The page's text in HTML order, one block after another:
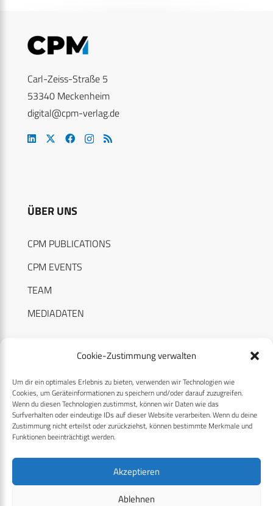
Cookie-Zustimmung verwalten
Um dir ein optimales Erlebnis zu bieten, verwenden wir Technologien wie
Cookies, um Geräteinformationen zu speichern und/oder darauf zuzugreifen.
Wenn du diesen Technologien zustimmst, können wir Daten wie das
Surfverhalten oder eindeutige IDs auf dieser Website verarbeiten. Wenn du deine
Zustimmung nicht erteilst oder zurückziehst, können bestimmte Merkmale und
Funktionen beeinträchtigt werden.
Akzeptieren
Ablehnen
Carl-Zeiss-Straße 5
53340 Meckenheim
digital@cpm-verlag.de
ÜBER UNS
CPM PUBLICATIONS
CPM EVENTS
TEAM
MEDIADATEN
RECHTLICHES
Datenschutzerklärung
Cookie-Richtlinie (EU)